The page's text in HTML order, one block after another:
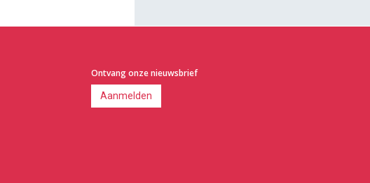
Ontvang onze nieuwsbrief
Aanmelden